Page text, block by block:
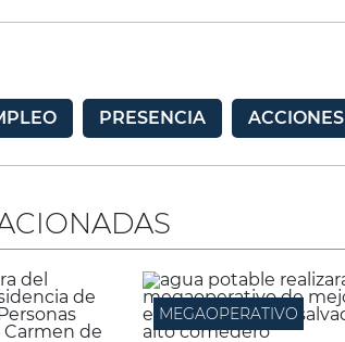
PRESENCIA ACCIONES
MEGAOPERATIVO